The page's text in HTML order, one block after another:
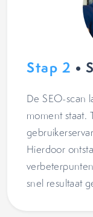
Stap 2 •
De SEO-scan
moment staat.
Hierdoor
snel resultaat